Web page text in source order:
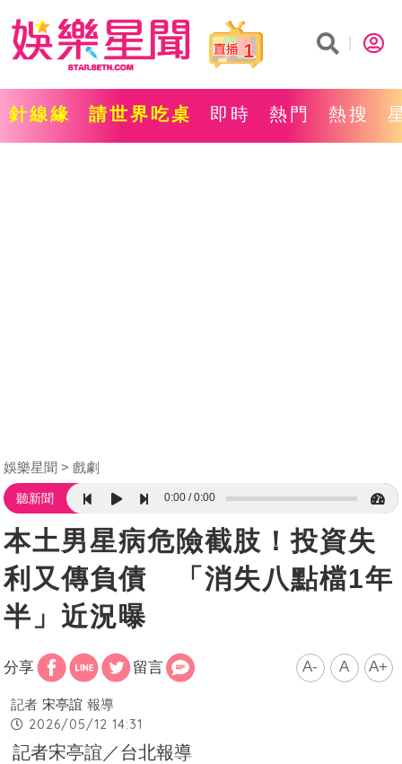
1
針線緣 請世界吃桌 即時 熱門 熱搜
娛樂星聞 戲劇
聽新聞 0:00 0:00
本土男星病危險截肢！投資失
利又傳負債 「消失八點檔1年
半」近況曝
分享 留言 A- A A+
記者 宋亭誼 報導
2026/05/12 14:31
記者宋亭誼／台北報導